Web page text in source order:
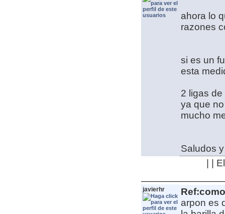
ahora lo
razones
si es un
esta
2 ligas
ya que
mucho
Saludos
| |
javierhr
arpon es